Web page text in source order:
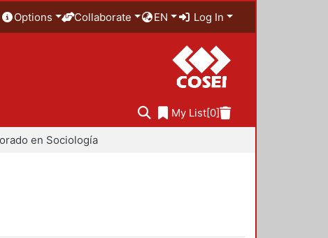
Options Collaborate EN Log In
My List[0]
en Sociología